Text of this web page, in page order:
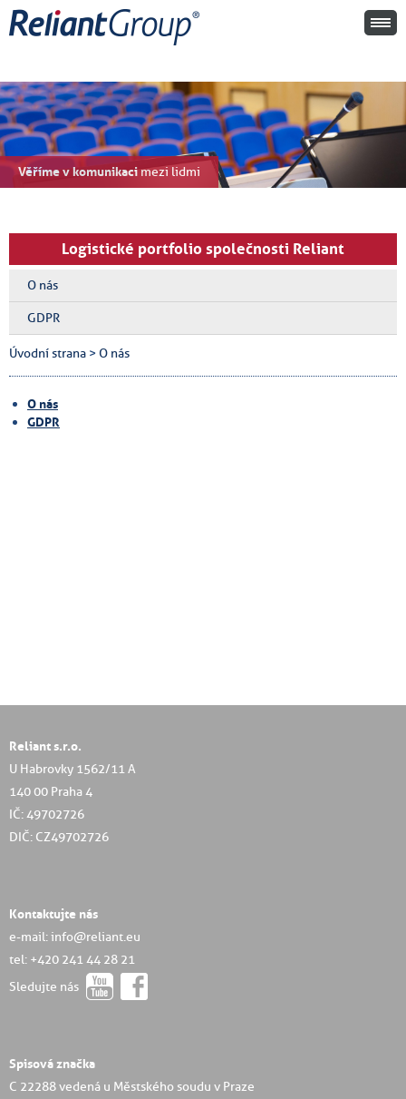
Věříme v komunikacimezi lidmi
Logistické portfolio společnosti Reliant
O nás
GDPR
Úvodní strana > O nás
O nás
GDPR
Reliant s.r.o.
U Habrovky 1562/11 A
140 00 Praha 4
IČ: 49702726
DIČ: CZ49702726
Kontaktujte nás
e-mail: info@reliant.eu
tel: +420 241 44 28 21
Sledujte nás
Spisová značka
C 22288 vedená u Městského soudu v Praze